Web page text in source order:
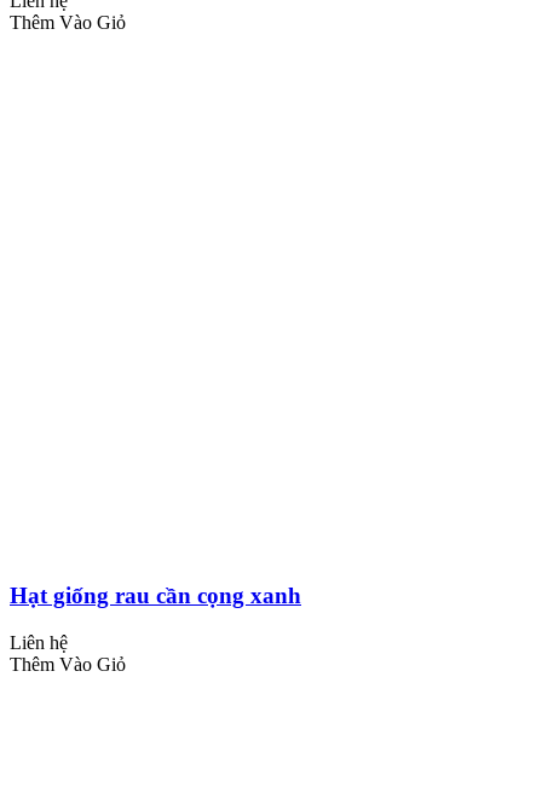
Thêm Vào Giỏ
Hạt giống rau cần cọng xanh
Liên hệ
Thêm Vào Giỏ